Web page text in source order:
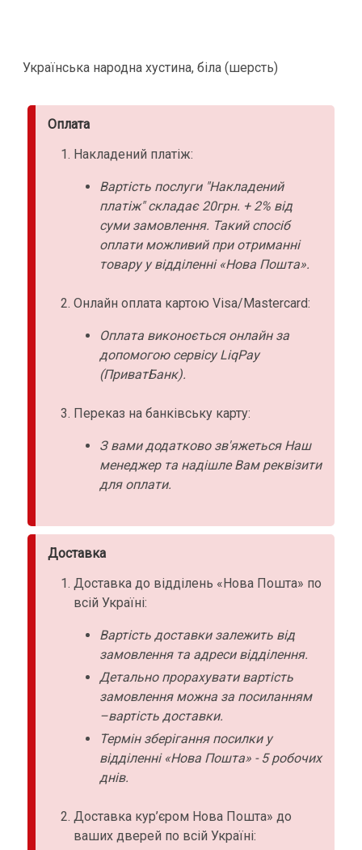
Українська народна хустина, біла (шерсть)
Оплата
Накладений платіж:
Вартість послуги "Накладений
платіж" складає 20грн. + 2% від
суми замовлення. Такий спосіб
оплати можливий при отриманні
товару у відділенні «Нова Пошта».
Онлайн оплата картою Visa/Mastercard:
Оплата виконоється онлайн за
допомогою сервісу LiqPay
(ПриватБанк).
Переказ на банківську карту:
З вами додатково зв'яжеться Наш
менеджер та надішле Вам реквізити
для оплати.
Доставка
Доставка до відділень «Нова Пошта» по
всій Україні:
Вартість доставки залежить від
замовлення та адреси відділення.
Детально прорахувати вартість
замовлення можна за посиланням
–вартість доставки.
Термін зберігання посилки у
відділенні «Нова Пошта» - 5 робочих
днів.
Доставка кур’єром Нова Пошта» до
ваших дверей по всій Україні: